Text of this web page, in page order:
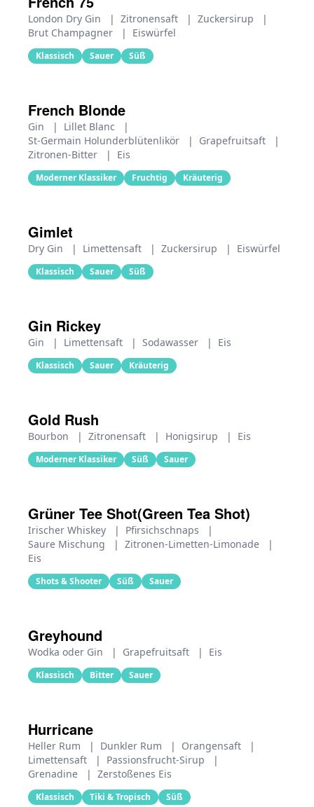
London Dry Gin | Zitronensaft | Zuckersirup
|
Brut Champagner
| Eiswürfel
Klassisch Sauer Süß
French Blonde
Gin | Lillet Blanc
|
St-Germain Holunderblütenlikör
| Grapefruitsaft
|
Zitronen-Bitter
| Eis
Moderner Klassiker Fruchtig Kräuterig
Gimlet
Dry Gin | Limettensaft | Zuckersirup | Eiswürfel
Klassisch Sauer Süß
Gin Rickey
Gin | Limettensaft | Sodawasser | Eis
Klassisch Sauer Kräuterig
Gold Rush
Bourbon | Zitronensaft | Honigsirup | Eis
Moderner Klassiker Süß Sauer
Grüner Tee Shot(Green Tea Shot)
Irischer Whiskey | Pfirsichschnaps
|
Saure Mischung
| Zitronen-Limetten-Limonade
|
Eis
Shots & Shooter Süß Sauer
Greyhound
Wodka oder Gin | Grapefruitsaft | Eis
Klassisch Bitter Sauer
Hurricane
Heller Rum | Dunkler Rum | Orangensaft
|
Limettensaft
| Passionsfrucht-Sirup
|
Grenadine
| Zerstoßenes Eis
Klassisch Tiki & Tropisch Süß